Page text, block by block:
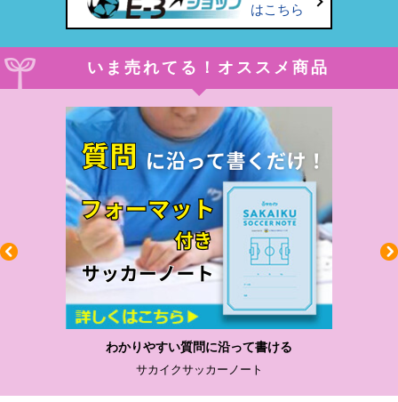
はこちら
いま売れてる！オススメ商品
わかりやすい質問に沿って書ける
サカイクサッカーノート